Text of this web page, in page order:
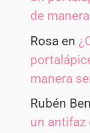
de
Rosa en
manera
Rubén
un antifaz